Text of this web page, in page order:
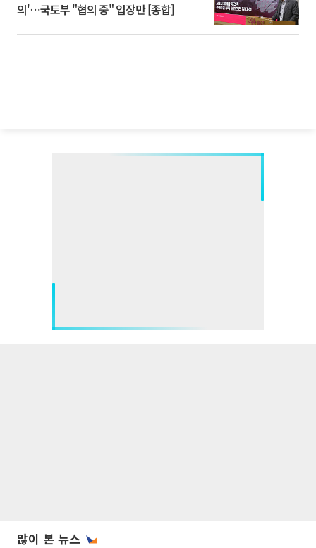
의'⋯국토부 "협의 중" 입장만 [종합]
많이 본 뉴스